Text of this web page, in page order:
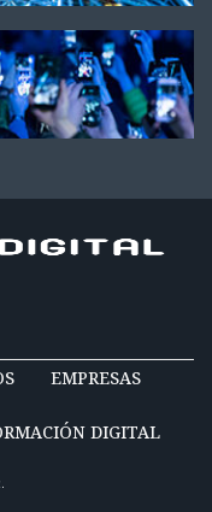
EMPRESAS
DIGITAL
.